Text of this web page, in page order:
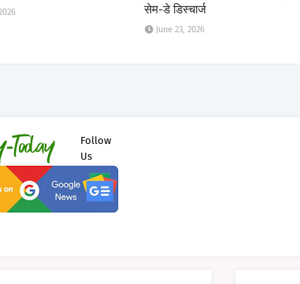
सेम-डे डिस्चार्ज
June 23, 2026
Follow
Us